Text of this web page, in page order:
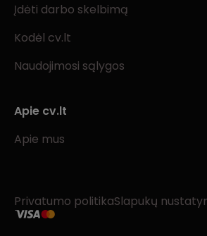
Įdėti darbo skelbimą
Kodėl cv.lt
Naudojimosi sąlygos
Apie cv.lt
Apie mus
Privatumo politikaSlapukų